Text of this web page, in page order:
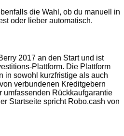
die Wahl, ob du manuell in
oder lieber automatisch.
2017 an den Start und ist
Plattform. Die Plattform
in sowohl kurzfristige als auch
verbundenen Kreditgebern
umfassenden Rückkaufgarantie
Startseite spricht Robo.cash von